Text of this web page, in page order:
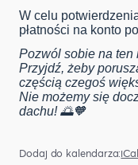
W celu
płatności na konto
Pozwól sobie na ten
Przyjdź, żeby
częścią czegoś
Nie możemy się
dachu! 🌅🧡
Dodaj do kalendarza: